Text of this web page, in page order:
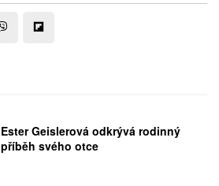
Ester Geislerová odkrývá rodinný
příběh svého otce